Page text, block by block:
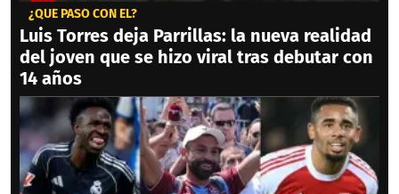
¿QUÉ PASÓ CON ÉL?
Luis Torres deja Parrillas: la nueva realidad
del joven que se hizo viral tras debutar con
14 años